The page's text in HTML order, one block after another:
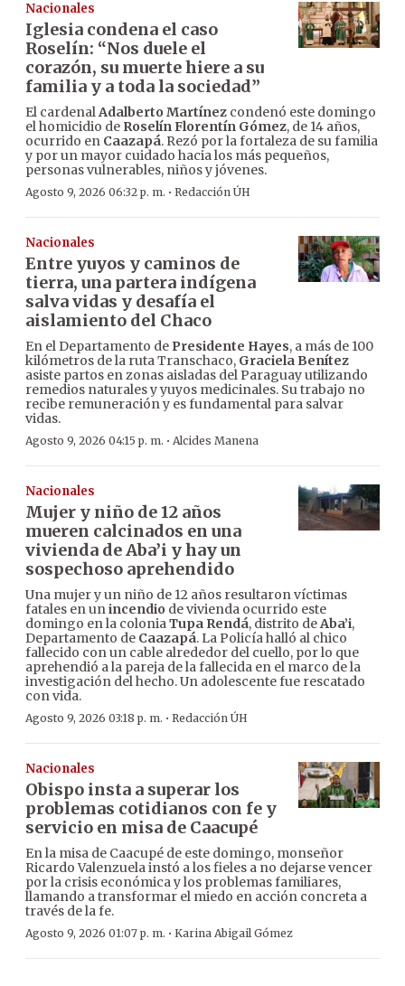
Nacionales
Iglesia condena el caso
Roselín: “Nos duele el
corazón, su muerte hiere a su
familia y a toda la sociedad”
El cardenalAdalberto Martínez condenó este domingo
el homicidio de Roselín Florentín Gómez, de 14 años,
ocurrido en Caazapá. Rezó por la fortaleza de su familia
y por un mayor cuidado hacia los más pequeños,
personas vulnerables, niños y jóvenes.
Agosto 9, 2026 06:32 p. m. · Redacción ÚH
Nacionales
Entre yuyos y caminos de
tierra, una partera indígena
salva vidas y desafía el
aislamiento del Chaco
En el Departamento de Presidente Hayes, a más de 100
kilómetros de la ruta Transchaco, Graciela Benítez
asiste partos en zonas aisladas del Paraguay utilizando
remedios naturales y yuyos medicinales. Su trabajo no
recibe remuneración y es fundamental para salvar
vidas.
Agosto 9, 2026 04:15 p. m. · Alcides Manena
Nacionales
Mujer y niño de 12 años
mueren calcinados en una
vivienda de Aba’i y hay un
sospechoso aprehendido
Una mujer y un niño de 12 años resultaron víctimas
fatales en unincendio de vivienda ocurrido este
domingo en la coloniaTupa Rendá, distrito deAba’i,
Departamento de Caazapá. La Policía halló al chico
fallecido con un cable alrededor del cuello, por lo que
aprehendió a la pareja de la fallecida en el marco de la
investigación del hecho. Un adolescente fue rescatado
con vida.
Agosto 9, 2026 03:18 p. m. · Redacción ÚH
Nacionales
Obispo insta a superar los
problemas cotidianos con fe y
servicio en misa de Caacupé
En la misa de Caacupé de este domingo, monseñor
Ricardo Valenzuela instó a los fieles a no dejarse vencer
por la crisis económica y los problemas familiares,
llamando a transformar el miedo en acción concreta a
través de la fe.
Agosto 9, 2026 01:07 p. m. · Karina Abigail Gómez